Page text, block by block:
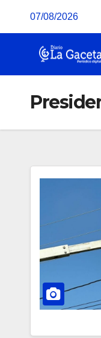
07/08/2026